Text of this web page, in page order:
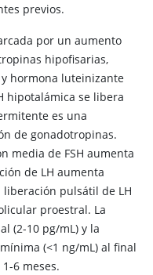
previos.
por un aumento
hipofisarias,
hormona luteinizante
hipotalámica se libera
es una
de gonadotropinas.
media de FSH aumenta
de LH aumenta
pulsátil de LH
proestral. La
(2-10 pg/mL) y la
(<1 ng/mL) al final
6 meses.